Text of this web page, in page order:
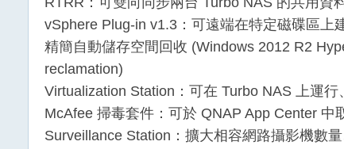
vSphere Plug-in v1.3：可遠端在特定磁碟區上
精簡自動儲存空間回收 (Windows 2012 R2
reclamation)
Virtualization Station：可在 Turbo NAS 上運行
McAfee 掃毒套件：可於 QNAP App Center 中
Surveillance Station：擴大相容網路攝影機數